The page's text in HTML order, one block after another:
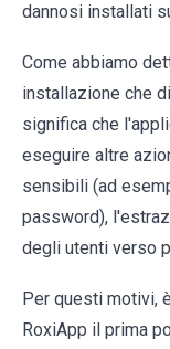
dannosi installati
Come abbiamo
installazione che
significa che
eseguire altre
sensibili (ad
password),
degli utenti verso
Per questi motivi,
RoxiApp il prima